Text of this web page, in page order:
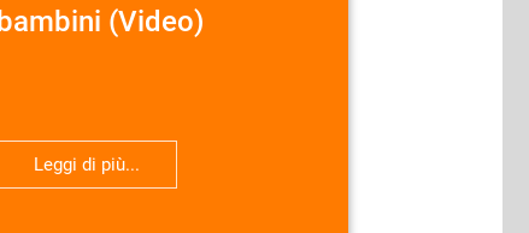
bambini (Video)
Leggi di più...